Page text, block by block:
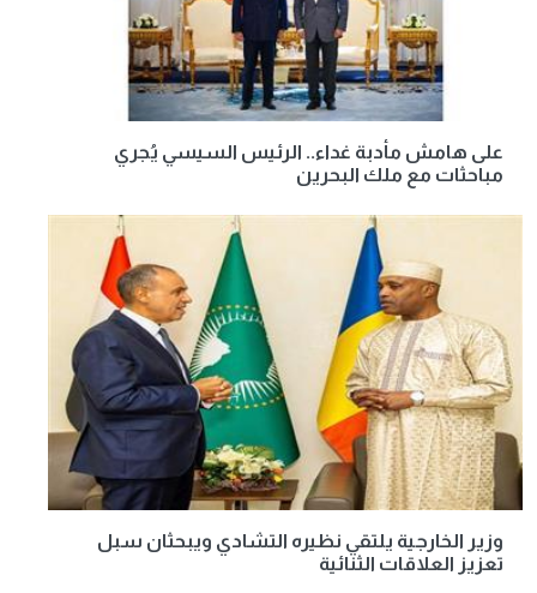
على هامش مأدبة غداء.. الرئيس السيسي يُجري
مباحثات مع ملك البحرين
وزير الخارجية يلتقي نظيره التشادي ويبحثان سبل
تعزيز العلاقات الثنائية